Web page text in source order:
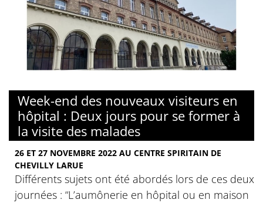
Week-end des nouveaux visiteurs en
hôpital : Deux jours pour se former à
la visite des malades
26 ET 27 NOVEMBRE 2022 AU CENTRE SPIRITAIN DE
CHEVILLY LARUE
Différents sujets ont été abordés lors de ces deux
journées : “L’aumônerie en hôpital ou en maison